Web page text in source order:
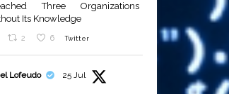
Three Organizations
Its Knowledge
2 6 Twitter
Lofeudo 25 Jul